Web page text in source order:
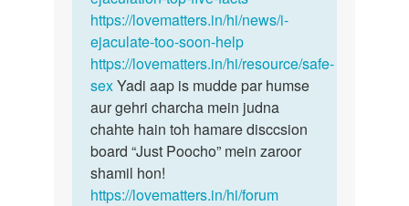
https://lovematters.in/hi/news/i-
ejaculate-too-soon-help
https://lovematters.in/hi/resource/safe-
sexYadi aap is mudde par humse
aur gehri charcha mein judna
chahte hain toh hamare disccsion
board “Just Poocho” mein zaroor
shamil hon!
https://lovematters.in/hi/forum